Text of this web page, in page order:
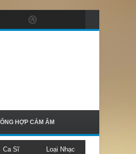
HỢP CẢM ÂM
Ca Sĩ Loại Nhạc